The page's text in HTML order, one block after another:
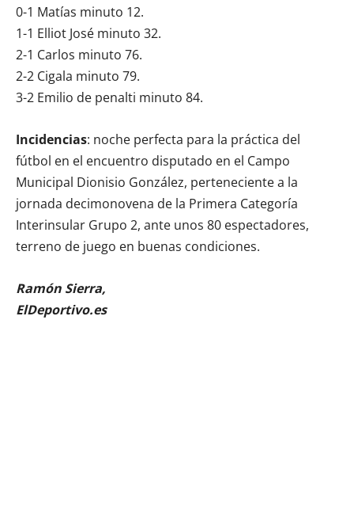
0-1 Matías minuto 12.
1-1 Elliot José minuto 32.
2-1 Carlos minuto 76.
2-2 Cigala minuto 79.
3-2 Emilio de penalti minuto 84.
Incidencias: noche perfecta para la práctica del
fútbol en el encuentro disputado en el Campo
Municipal Dionisio González, perteneciente a la
jornada decimonovena de la Primera Categoría
Interinsular Grupo 2, ante unos 80 espectadores,
terreno de juego en buenas condiciones.
Ramón Sierra,
ElDeportivo.es